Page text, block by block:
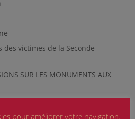
des victimes de la Seconde
SUR LES MONUMENTS AUX
de la DMCA.
pour améliorer votre navigation.